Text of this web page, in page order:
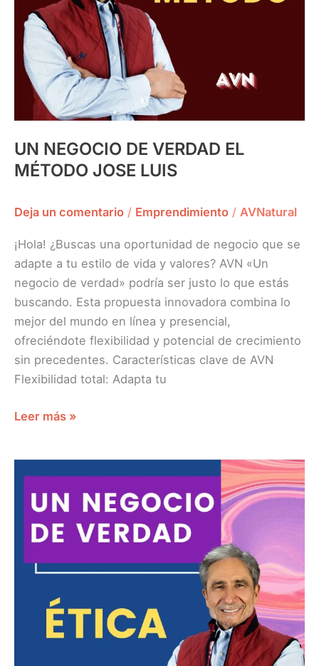
UN NEGOCIO DE VERDAD EL
MÉTODO JOSE LUIS
Deja un comentario / Emprendimiento / AVNatural
¡Hola! ¿Buscas una oportunidad de negocio que se
adapte a tu estilo de vida y valores? AVN «Un
negocio de verdad» podría ser justo lo que estás
buscando. Esta propuesta innovadora combina lo
mejor del mundo en línea y presencial,
ofreciéndote flexibilidad y potencial de crecimiento
sin precedentes. Características clave de AVN
Flexibilidad total: Adapta tu
Leer más »
VERDAD
ÉTICA
JOSE